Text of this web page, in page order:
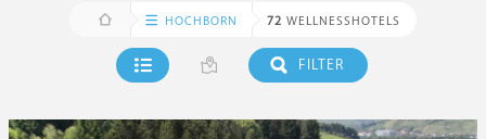
HOCHBORN 72 WELLNESSHOTELS
FILTER